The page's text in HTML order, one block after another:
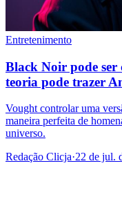
Entretenimento
Black Noir pode
teoria pode trazer
Vought controlar uma
maneira perfeita de
universo.
Redação Clicja·22 de jul.